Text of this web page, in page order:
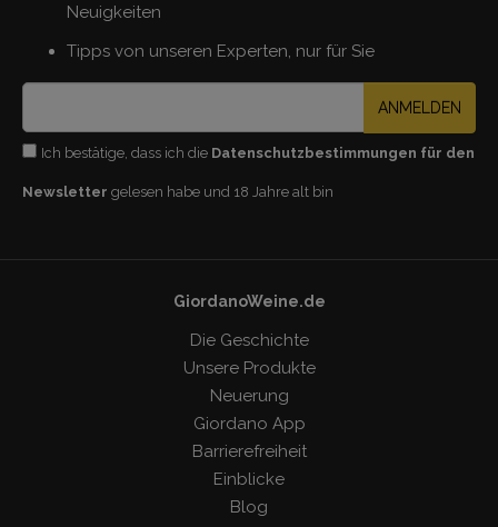
Neuigkeiten
Tipps von unseren Experten, nur für Sie
ANMELDEN
Ich bestätige, dass ich die Datenschutzbestimmungen für den
Newsletter gelesen habe und 18 Jahre alt bin
GiordanoWeine.de
Die Geschichte
Unsere Produkte
Neuerung
Giordano App
Barrierefreiheit
Einblicke
Blog